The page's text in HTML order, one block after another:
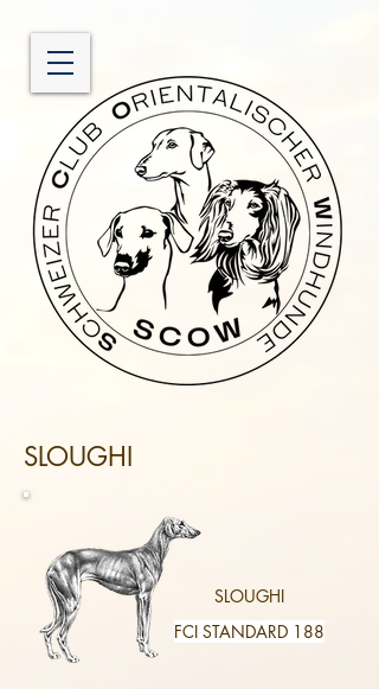
SLOUGHI
SLOUGHI
FCI STANDARD 188